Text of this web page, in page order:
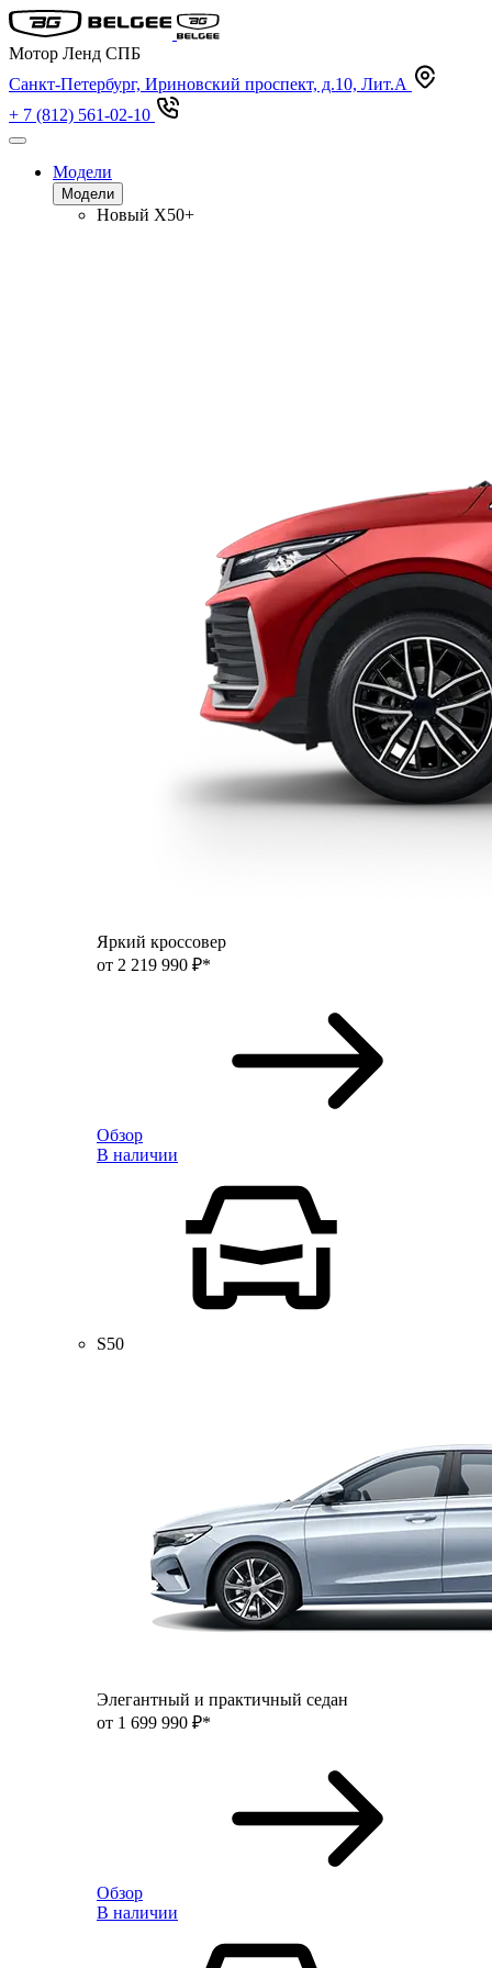
Мотор Ленд СПБ
Санкт-Петербург, Ириновский проспект, д.10, Лит.А
+ 7 (812) 561-02-10
Модели
Модели
Новый X50+
Яркий кроссовер
от 2 219 990 ₽*
Обзор
В наличии
S50
Элегантный и практичный седан
от 1 699 990 ₽*
Обзор
В наличии